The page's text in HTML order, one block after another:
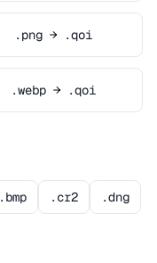
.png → .qoi
.webp → .qoi
.bmp .cr2 .dng